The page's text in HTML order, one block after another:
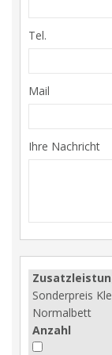
Tel.
Mail
Ihre Nachricht
Sonderpreis
Normalbett
Anzahl